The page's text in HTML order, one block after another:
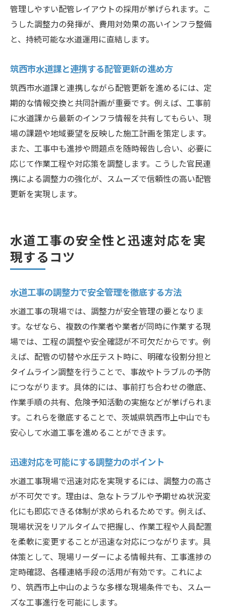
管理しやすい配管レイアウトの採用が挙げられます。こ
うした調整力の発揮が、費用対効果の高いインフラ整備
と、持続可能な水道運用に直結します。
筑西市水道課と連携する配管更新の進め方
筑西市水道課と連携しながら配管更新を進めるには、定
期的な情報交換と共同計画が重要です。例えば、工事前
に水道課から最新のインフラ情報を共有してもらい、現
場の課題や地域要望を反映した施工計画を策定します。
また、工事中も進捗や問題点を随時報告し合い、必要に
応じて作業工程や対応策を調整します。こうした官民連
携による調整力の強化が、スムーズで信頼性の高い配管
更新を実現します。
水道工事の安全性と迅速対応を実
現するコツ
水道工事の調整力で安全管理を徹底する方法
水道工事の現場では、調整力が安全管理の要となりま
す。なぜなら、複数の作業者や業者が同時に作業する現
場では、工程の調整や安全確認が不可欠だからです。例
えば、配管の切替や水圧テスト時に、明確な役割分担と
タイムライン調整を行うことで、事故やトラブルの予防
につながります。具体的には、事前打ち合わせの徹底、
作業手順の共有、危険予知活動の実施などが挙げられま
す。これらを徹底することで、茨城県筑西市上中山でも
安心して水道工事を進めることができます。
迅速対応を可能にする調整力のポイント
水道工事現場で迅速対応を実現するには、調整力の高さ
が不可欠です。理由は、急なトラブルや予期せぬ状況変
化にも即応できる体制が求められるためです。例えば、
現場状況をリアルタイムで把握し、作業工程や人員配置
を柔軟に変更することが迅速な対応につながります。具
体策として、現場リーダーによる情報共有、工事進捗の
定時確認、各種連絡手段の活用が有効です。これによ
り、筑西市上中山のような多様な現場条件でも、スムー
ズな工事進行を可能にします。